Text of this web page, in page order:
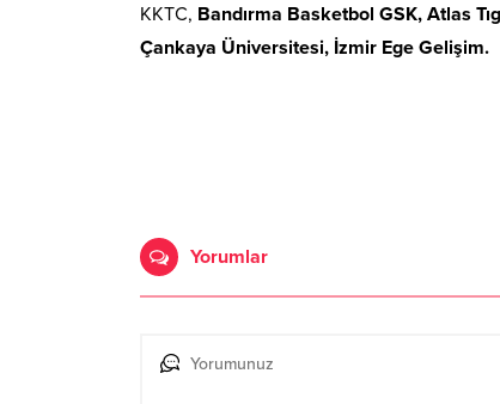
KKTC, Bandırma Basketbol GSK, Atlas
Çankaya Üniversitesi, İzmir Ege Gelişim.
Yorumlar